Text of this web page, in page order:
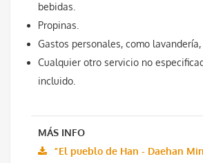
bebidas.
Propinas.
Gastos personales, como lavandería,
Cualquier otro servicio no
incluido.
MÁS INFO
“El pueblo de Han - Daehan